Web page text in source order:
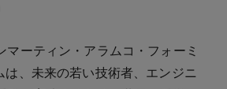
マーティン・アラムコ・フォーミ
、未来の若い技術者、エンジニ